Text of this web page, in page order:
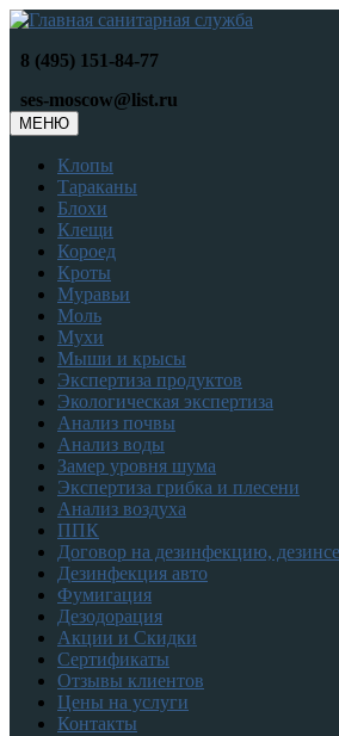
8 (495) 151-84-77
ses-moscow@list.ru
МЕНЮ
Клопы
Тараканы
Блохи
Клещи
Короед
Кроты
Муравьи
Моль
Мухи
Мыши и крысы
Экспертиза продуктов
Экологическая экспертиза
Анализ почвы
Анализ воды
Замер уровня шума
Экспертиза грибка и плесени
Анализ воздуха
ППК
Договор на дезинфекцию,
Дезинфекция авто
Фумигация
Дезодорация
Акции и Скидки
Сертификаты
Отзывы клиентов
Цены на услуги
Контакты